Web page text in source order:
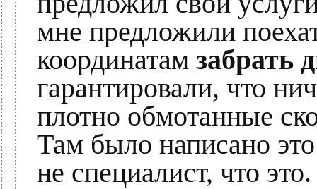
мне предложили
координатам забрать
гарантировали, что
плотно обмотанные
Там было написано
не специалист, что это.